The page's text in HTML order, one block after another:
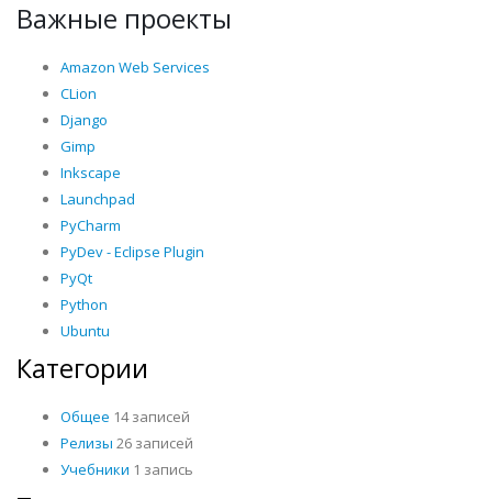
Важные проекты
Amazon Web Services
CLion
Django
Gimp
Inkscape
Launchpad
PyCharm
PyDev - Eclipse Plugin
PyQt
Python
Ubuntu
Категории
Общее 14 записей
Релизы 26 записей
Учебники 1 запись